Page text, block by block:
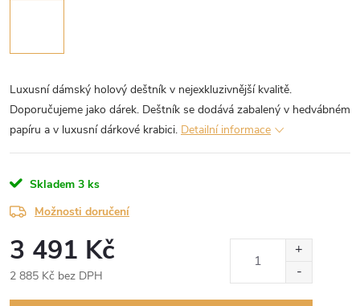
Luxusní dámský holový deštník v nejexkluzivnější kvalitě.
Doporučujeme jako dárek. Deštník se dodává zabalený v hedvábném
papíru a v luxusní dárkové krabici. Detailní informace
Skladem 3 ks
Možnosti doručení
3 491 Kč
2 885 Kč bez DPH